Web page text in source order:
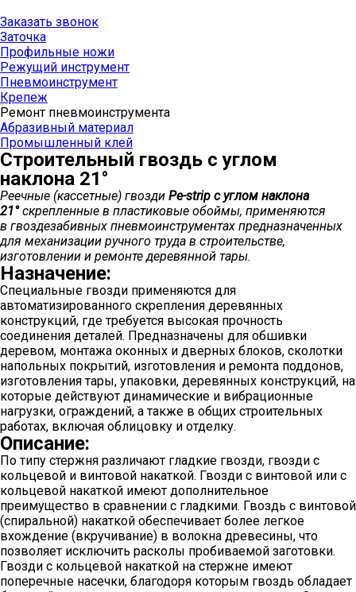
Заказать звонок
Заточка
Профильные ножи
Режущий инструмент
Пневмоинструмент
Крепеж
Ремонт пневмоинструмента
Абразивный материал
Промышленный клей
Строительный гвоздь с углом
наклона 21°
Реечные (кассетные) гвозди Pe-strip с углом наклона
21°скрепленные в пластиковые обоймы, применяются
в гвоздезабивных пневмоинструментах предназначенных
для механизации ручного труда в строительстве,
изготовлении и ремонте деревянной тары.
Назначение:
Специальные гвозди применяются для
автоматизированного скрепления деревянных
конструкций, где требуется высокая прочность
соединения деталей. Предназначены для обшивки
деревом, монтажа оконных и дверных блоков, сколотки
напольных покрытий, изготовления и ремонта поддонов,
изготовления тары, упаковки, деревянных конструкций, на
которые действуют динамические и вибрационные
нагрузки, ограждений, а также в общих строительных
работах, включая облицовку и отделку.
Описание:
По типу стержня различают гладкие гвозди, гвозди с
кольцевой и винтовой накаткой. Гвозди с винтовой или с
кольцевой накаткой имеют дополнительное
преимущество в сравнении с гладкими. Гвоздь с винтовой
(спиральной) накаткой обеспечивает более легкое
вхождение (вкручивание) в волокна древесины, что
позволяет исключить расколы пробиваемой заготовки.
Гвозди с кольцевой накаткой на стержне имеют
поперечные насечки, благодоря которым гвоздь обладает